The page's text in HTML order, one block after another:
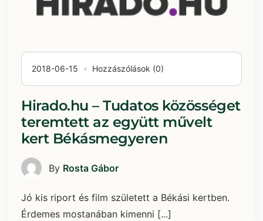
2018-06-15 Hozzászólások (0)
Hirado.hu – Tudatos közösséget
teremtett az együtt művelt
kert Békásmegyeren
By Rosta Gábor
Jó kis riport és film született a Békási kertben.
Érdemes mostanában kimenni [...]